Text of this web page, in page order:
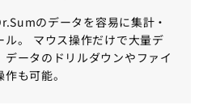
のデータを容易に集計・
ル。 マウス操作だけで大量デ
データのドリルダウンやファイ
も可能。